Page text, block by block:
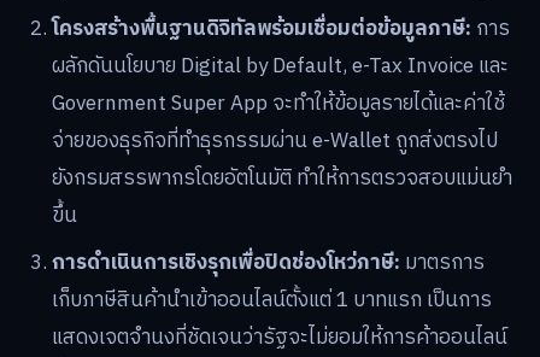
โครงสร้างพื้นฐานดิจิทัลพร้อมเชื่อมต่อข้อมูลภาษี: การ
ผลักดันนโยบาย Digital by Default, e-Tax Invoice และ
Government Super App จะทำให้ข้อมูลรายได้และค่าใช้
จ่ายของธุรกิจที่ทำธุรกรรมผ่าน e-Wallet ถูกส่งตรงไป
ยังกรมสรรพากรโดยอัตโนมัติ ทำให้การตรวจสอบแม่นยำ
ขึ้น
การดำเนินการเชิงรุกเพื่อปิดช่องโหว่ภาษี: มาตรการ
เก็บภาษีสินค้านำเข้าออนไลน์ตั้งแต่ 1 บาทแรก เป็นการ
แสดงเจตจำนงที่ชัดเจนว่ารัฐจะไม่ยอมให้การค้าออนไลน์